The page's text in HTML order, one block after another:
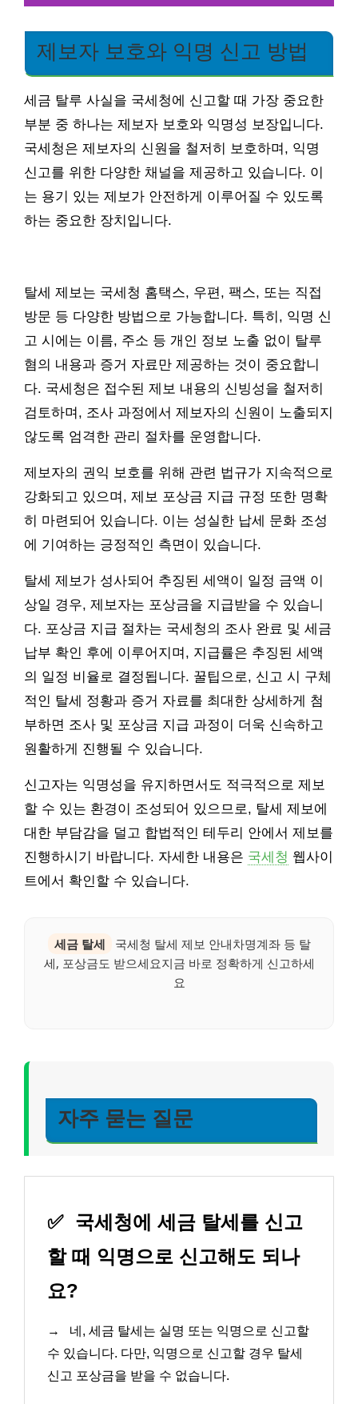
제보자 보호와 익명 신고 방법
세금 탈루 사실을 국세청에 신고할 때 가장 중요한
부분 중 하나는 제보자 보호와 익명성 보장입니다.
국세청은 제보자의 신원을 철저히 보호하며, 익명
신고를 위한 다양한 채널을 제공하고 있습니다. 이
는 용기 있는 제보가 안전하게 이루어질 수 있도록
하는 중요한 장치입니다.
탈세 제보는 국세청 홈택스, 우편, 팩스, 또는 직접
방문 등 다양한 방법으로 가능합니다. 특히, 익명 신
고 시에는 이름, 주소 등 개인 정보 노출 없이 탈루
혐의 내용과 증거 자료만 제공하는 것이 중요합니
다. 국세청은 접수된 제보 내용의 신빙성을 철저히
검토하며, 조사 과정에서 제보자의 신원이 노출되지
않도록 엄격한 관리 절차를 운영합니다.
제보자의 권익 보호를 위해 관련 법규가 지속적으로
강화되고 있으며, 제보 포상금 지급 규정 또한 명확
히 마련되어 있습니다. 이는 성실한 납세 문화 조성
에 기여하는 긍정적인 측면이 있습니다.
탈세 제보가 성사되어 추징된 세액이 일정 금액 이
상일 경우, 제보자는 포상금을 지급받을 수 있습니
다. 포상금 지급 절차는 국세청의 조사 완료 및 세금
납부 확인 후에 이루어지며, 지급률은 추징된 세액
의 일정 비율로 결정됩니다. 꿀팁으로, 신고 시 구체
적인 탈세 정황과 증거 자료를 최대한 상세하게 첨
부하면 조사 및 포상금 지급 과정이 더욱 신속하고
원활하게 진행될 수 있습니다.
신고자는 익명성을 유지하면서도 적극적으로 제보
할 수 있는 환경이 조성되어 있으므로, 탈세 제보에
대한 부담감을 덜고 합법적인 테두리 안에서 제보를
진행하시기 바랍니다. 자세한 내용은 국세청 웹사이
트에서 확인할 수 있습니다.
세금 탈세
국세청 탈세 제보 안내차명계좌 등 탈
세, 포상금도 받으세요지금 바로 정확하게 신고하세
요
자주 묻는 질문
✅ 국세청에 세금 탈세를 신고
할 때 익명으로 신고해도 되나
요?
→
네, 세금 탈세는 실명 또는 익명으로 신고할
수 있습니다. 다만, 익명으로 신고할 경우 탈세
신고 포상금을 받을 수 없습니다.